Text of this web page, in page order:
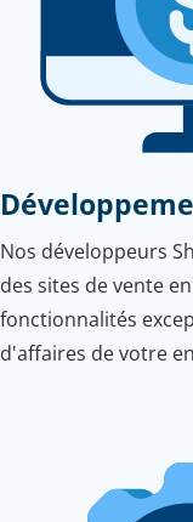
Nos développeurs
des sites de vente
fonctionnalités
d'affaires de votre